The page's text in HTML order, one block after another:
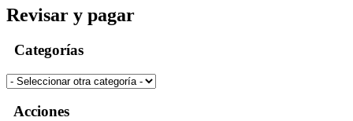
Revisar y pagar
Categorías
Acciones